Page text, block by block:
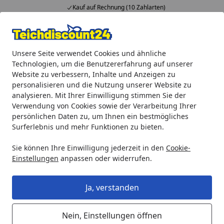
Unsere Seite verwendet Cookies und ähnliche
Technologien, um die Benutzererfahrung auf unserer
Website zu verbessern, Inhalte und Anzeigen zu
personalisieren und die Nutzung unserer Website zu
analysieren. Mit Ihrer Einwilligung stimmen Sie der
Verwendung von Cookies sowie der Verarbeitung Ihrer
persönlichen Daten zu, um Ihnen ein bestmögliches
Surferlebnis und mehr Funktionen zu bieten.
Sie können Ihre Einwilligung jederzeit in den Cookie-
Einstellungen anpassen oder widerrufen.
Ja, verstanden
Nein, Einstellungen öffnen
Kauf auf Rechnung (10 Zahlarten)
Alle Produkte
Mein Konto
Suchen
Startseite
Oase Ersatzteil Ersatzrotor für Statuenbrunnen-Pumpe 800
Oase Ersatzteil Ersatzrotor für
Statuenbrunnen-Pumpe 800 (37945)